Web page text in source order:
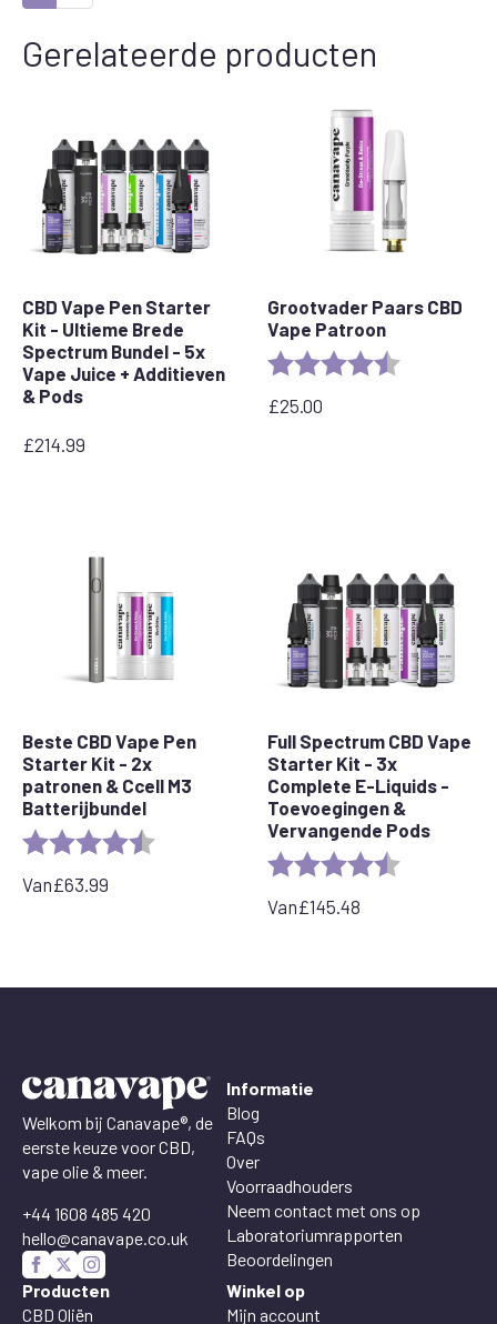
Gerelateerde producten
CBD Vape Pen Starter
Kit - Ultieme Brede
Spectrum Bundel - 5x
Vape Juice + Additieven
& Pods
£214.99
Grootvader Paars CBD
Vape Patroon
Rating: 4.5 out of 5
£25.00
Beste CBD Vape Pen
Starter Kit - 2x
patronen & Ccell M3
Batterijbundel
Rating: 4.4 out of 5 stars
Van£63.99
Full Spectrum CBD Vape
Starter Kit - 3x
Complete E-Liquids -
Toevoegingen &
Vervangende Pods
Rating: 4.7 out of 5
Van£145.48
Welkom bij Canavape®, de
eerste keuze voor CBD,
vape olie & meer.
+44 1608 485 420
hello@canavape.co.uk
Informatie
Blog
FAQs
Over
Voorraadhouders
Neem contact met ons op
Laboratoriumrapporten
Beoordelingen
Producten
CBD Oliën
Winkel op
Mijn account